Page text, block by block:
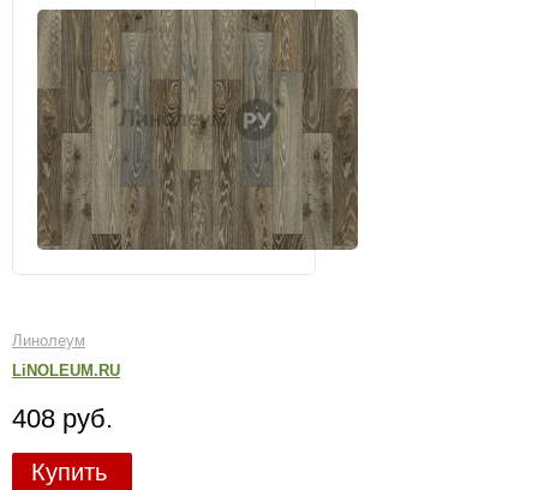
Линолеум
LiNOLEUM.RU
408 руб.
Купить